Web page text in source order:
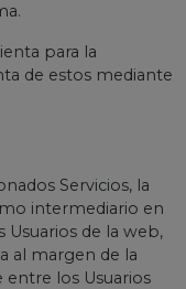
para la
de estos mediante
Servicios, la
intermediario en
Usuarios de la web,
al margen de la
entre los Usuarios